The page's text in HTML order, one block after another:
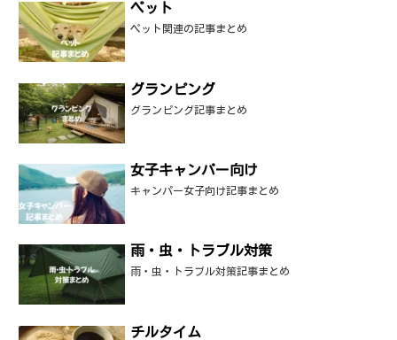
ペット
ペット関連の記事まとめ
グランピング
グランピング記事まとめ
女子キャンパー向け
キャンパー女子向け記事まとめ
雨・虫・トラブル対策
雨・虫・トラブル対策記事まとめ
チルタイム